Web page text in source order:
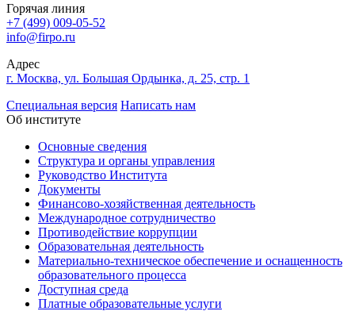
Горячая линия
+7 (499) 009-05-52
info@firpo.ru
Адрес
г. Москва, ул. Большая Ордынка, д. 25, стр. 1
Специальная версия Написать нам
Об институте
Основные сведения
Структура и органы управления
Руководство Института
Документы
Финансово-хозяйственная деятельность
Международное сотрудничество
Противодействие коррупции
Образовательная деятельность
Материально-техническое обеспечение и оснащенность
образовательного процесса
Доступная среда
Платные образовательные услуги